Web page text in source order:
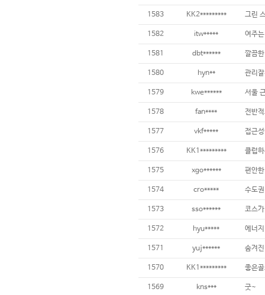
1583 KK2*********
1582 itw*****
1581 dbt****** 깔끔
1580 hyn** 관리
1579 kwe****** 서울
1578 fan****
1577 vkf*****
1576 KK1*********
1575 xgo****** 편안
1574 cro*****
1573 sso****** 코스
1572 hyu***** 에너
1571 yuj****** 숨겨
1570 KK1*********
1569 kns*** 굿~